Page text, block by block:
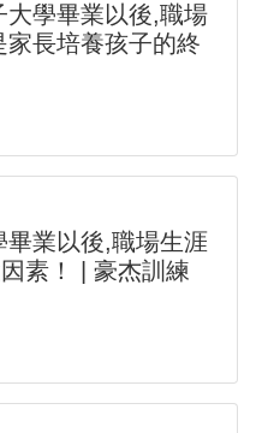
學畢業以後,職場
長培養孩子的終
業以後,職場生涯
素！ | 豪杰訓練